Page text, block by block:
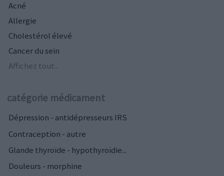
Acné
Allergie
Cholestérol élevé
Cancer du sein
Affichez tout...
catégorie médicament
Dépression - antidépresseurs IRS
Contraception - autre
Glande thyroïde - hypothyroïdie...
Douleurs - morphine